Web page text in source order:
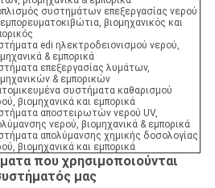
συστημάτων επεξεργασίας νερού
βιομηχανικός και
edi ηλεκτροδειονισμού νερού,
& εμπορικά
επεξεργασίας λυμάτων,
& εμπορικών
συστήματα καθαρισμού
βιομηχανικά και εμπορικά
αποστειρωτών νερού UV,
νερού, βιομηχανικά & εμπορικά
απολύμανσης χημικής δοσολογίας
βιομηχανικά και εμπορικά
που χρησιμοποιούνται
μας